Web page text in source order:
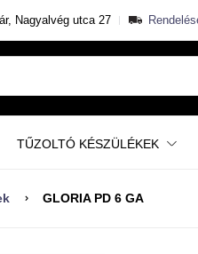
Nagyalvég utca 27
TŰZOLTÓ KÉSZÜLÉKEK
GLORIA PD 6 GA